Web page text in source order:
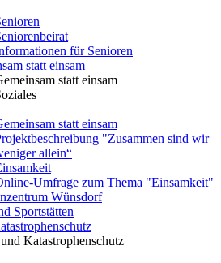
für Senioren
statt einsam
statt einsam
statt einsam
"Zusammen sind wir
allein“
Umfrage zum Thema "Einsamkeit"
Wünsdorf
Sportstätten
Katastrophenschutz